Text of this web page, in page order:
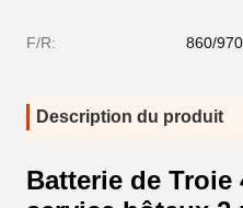
F/R: 860/
Description du produit
Batterie de Troie